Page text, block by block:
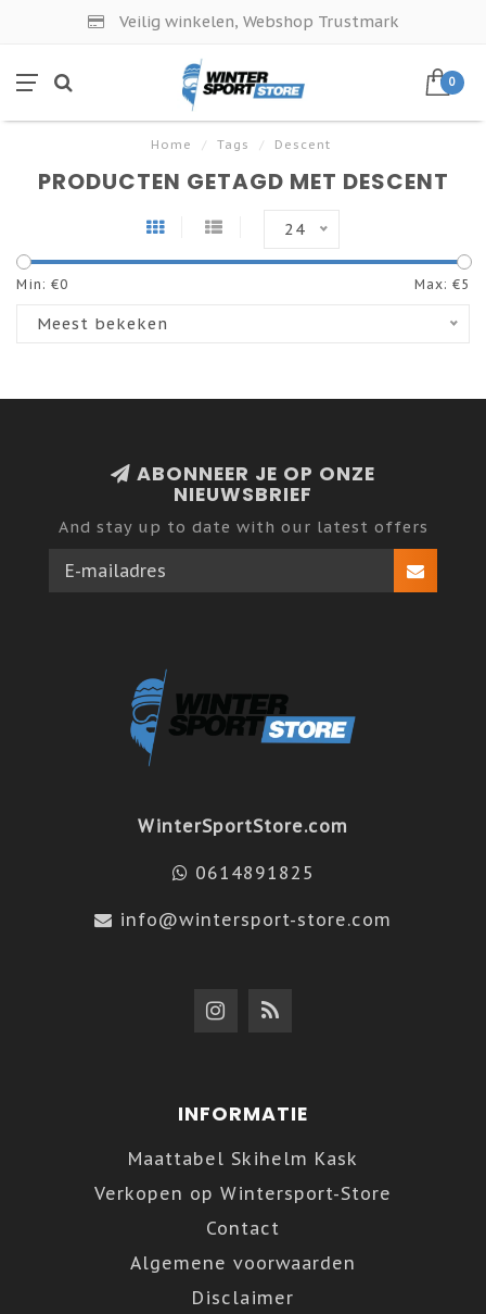
Veilig winkelen, Webshop Trustmark
0
Home / Tags / Descent
PRODUCTEN GETAGD MET DESCENT
24
Min: €0 Max: €5
Meest bekeken
ABONNEER JE OP ONZE
NIEUWSBRIEF
And stay up to date with our latest offers
WinterSportStore.com
0614891825
info@wintersport-store.com
INFORMATIE
Maattabel Skihelm Kask
Verkopen op Wintersport-Store
Contact
Algemene voorwaarden
Disclaimer